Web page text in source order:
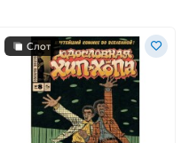
Слот